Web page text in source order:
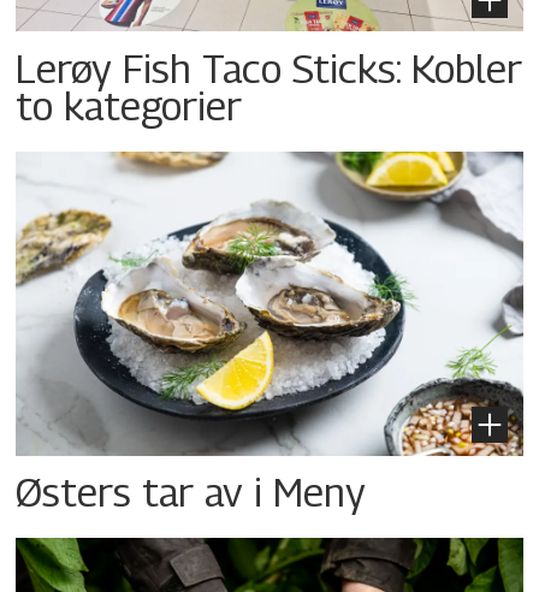
Lerøy Fish Taco Sticks: Kobler
to kategorier
Østers tar av i Meny